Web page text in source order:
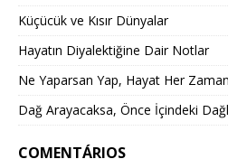
Küçücük ve Kısır Dünyalar
Hayatın Diyalektiğine Dair Notlar
Ne Yaparsan Yap, Hayat Her
Dağ Arayacaksa, Önce İçindeki
COMENTÁRIOS